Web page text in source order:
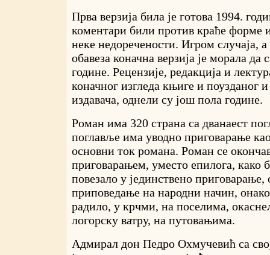
Прва верзија била је готова 1994.
коментари били против краће форме
неке недоречености. Игром случаја,
обавеза коначна верзија је морала да
године. Рецензије, редакција и
коначног изгледа књиге и поузданог
издавача, однели су још пола године.
Роман има 320 страна са дванаест
поглавље има уводно приговарање
основни ток романа. Роман се
приговарањем, уместо епилога, како
повезало у јединствено приговарање,
приповедање на народни начин,
радило, у крчми, на поселима,
логорску ватру, на путовањима.
Адмирал дон Педро Охмучевић са